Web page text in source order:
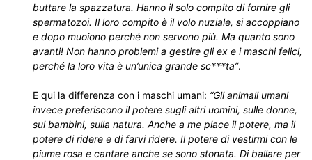
buttare la spazzatura. Hanno il solo compito di fornire gli
spermatozoi. Il loro compito è il volo nuziale, si accoppiano
e dopo muoiono perché non servono più. Ma quanto sono
avanti! Non hanno problemi a gestire gli ex e i maschi felici,
perché la loro vita è un’unica grande sc***ta”.
E qui la differenza con i maschi umani: “Gli animali umani
invece preferiscono il potere sugli altri uomini, sulle donne,
sui bambini, sulla natura. Anche a me piace il potere, ma il
potere di ridere e di farvi ridere. Il potere di vestirmi con le
piume rosa e cantare anche se sono stonata. Di ballare per